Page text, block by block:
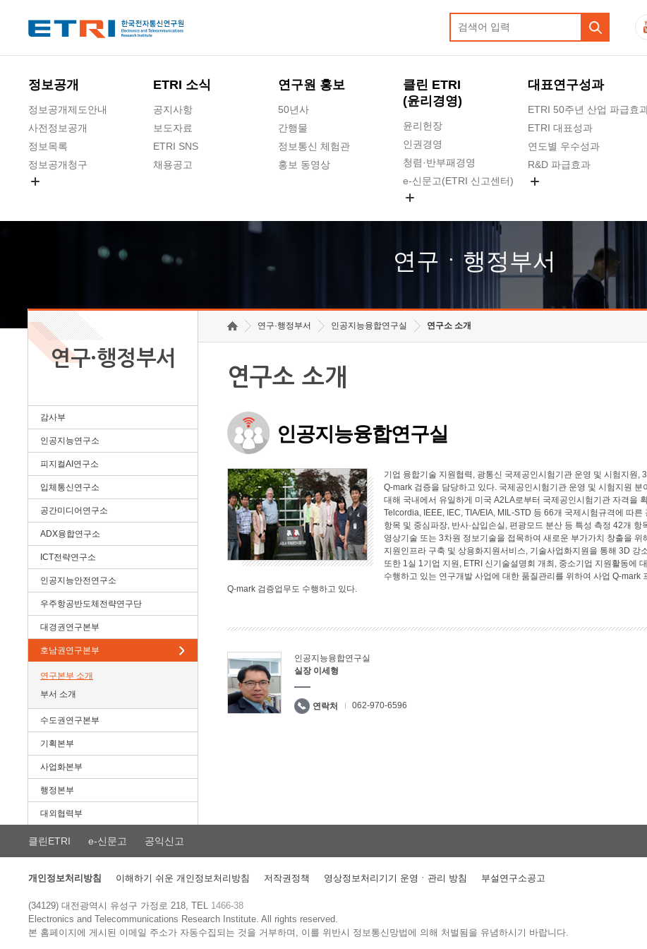
정보공개
정보공개제도안내
사전정보공개
정보목록
정보공개청구
ETRI 소식
공지사항
보도자료
ETRI SNS
채용공고
연구원 홍보
50년사
간행물
정보통신 체험관
홍보 동영상
클린 ETRI
(윤리경영)
윤리헌장
인권경영
청렴·반부패경영
e-신문고(ETRI 신고센터)
고객의소리
수의계약 현황
대표연구성과
ETRI 50주년 산업 파급효
ETRI 대표성과
연도별 우수성과
R&D 파급효과
연구ㆍ행정부서
연구·행정부서
감사부
인공지능연구소
피지컬AI연구소
입체통신연구소
공간미디어연구소
ADX융합연구소
ICT전략연구소
인공지능안전연구소
우주항공반도체전략연구단
대경권연구본부
호남권연구본부
연구본부 소개
부서 소개
수도권연구본부
기획본부
사업화본부
행정본부
대외협력부
연구·행정부서 인공지능융합연구실 연구소 소개
연구소 소개
인공지능융합연구실
기업 융합기술 지원협력, 광통신 국제공인시험기관 운영 및 시험지원,
Q-mark 검증을 담당하고 있다. 국제공인시험기관 운영 및 시험지원
대해 국내에서 유일하게 미국 A2LA로부터 국제공인시험기관 자격을
Telcordia, IEEE, IEC, TIA/EIA, MIL-STD 등 66개 국제시험규격에 따
항목 및 중심파장, 반사·삽입손실, 편광모드 분산 등 특성 측정 42개
영상기술 또는 3차원 정보기술을 접목하여 새로운 부가가치 창출을
지원인프라 구축 및 상용화지원서비스, 기술사업화지원을 통해 3D
또한 1실 1기업 지원, ETRI 신기술설명회 개최, 중소기업 지원활동에
수행하고 있는 연구개발 사업에 대한 품질관리를 위하여 사업 Q-
Q-mark 검증업무도 수행하고 있다.
인공지능융합연구실
실장 이세형
연락처 062-970-6596
클린ETRI e-신문고 공익신고
개인정보처리방침 이해하기 쉬운 개인정보처리방침 저작권정책 영상정보처리기기 운영ㆍ관리 방침 부설연구소공고
(34129) 대전광역시 유성구 가정로 218, TEL 1466-38
Electronics and Telecommunications Research Institute.All rights reserved.
본 홈페이지에 게시된 이메일 주소가 자동수집되는 것을 거부하며, 이를 위반시 정보통신망법에 의해 처벌됨을 유념하시기 바랍니다.